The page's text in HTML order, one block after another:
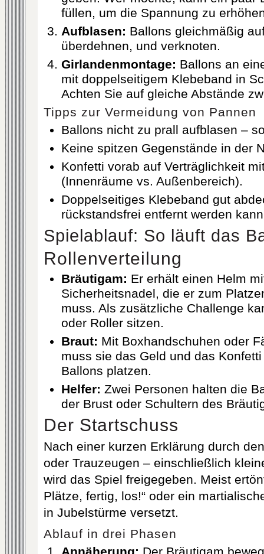
füllen, um die Spannung zu
Aufblasen: Ballons gleichmäßig
überdehnen, und verknoten.
Girlandenmontage: Ballons an
mit doppelseitigem Klebeband in
Achten Sie auf gleiche Abstände
Tipps zur Vermeidung von Pannen
Ballons nicht zu prall aufblasen –
Keine spitzen Gegenstände in der
Konfetti vorab auf Verträglichkeit
(Innenräume vs. Außenbereich).
Doppelseitiges Klebeband gut
rückstandsfrei entfernt werden
Spielablauf: So läuft das
Rollenverteilung
Bräutigam: Er erhält einen Helm
Sicherheitsnadel, die er zum
muss. Als zusätzliche Challenge
oder Roller sitzen.
Braut: Mit Boxhandschuhen oder
muss sie das Geld und das
Ballons platzen.
Helfer: Zwei Personen halten die
der Brust oder Schultern des
Der Startschuss
Nach einer kurzen Erklärung durch
oder Trauzeugen – einschließlich
wird das Spiel freigegeben. Meist
Plätze, fertig, los!“ oder ein
in Jubelstürme versetzt.
Ablauf in drei Phasen